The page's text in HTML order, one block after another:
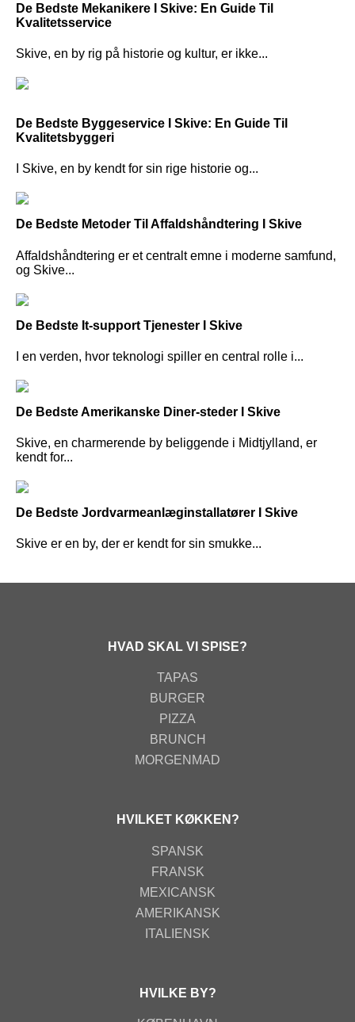
De Bedste Mekanikere I Skive: En Guide Til
Kvalitetsservice
Skive, en by rig på historie og kultur, er ikke...
De Bedste Byggeservice I Skive: En Guide Til
Kvalitetsbyggeri
I Skive, en by kendt for sin rige historie og...
De Bedste Metoder Til Affaldshåndtering I Skive
Affaldshåndtering er et centralt emne i moderne samfund,
og Skive...
De Bedste It-support Tjenester I Skive
I en verden, hvor teknologi spiller en central rolle i...
De Bedste Amerikanske Diner-steder I Skive
Skive, en charmerende by beliggende i Midtjylland, er
kendt for...
De Bedste Jordvarmeanlæginstallatører I Skive
Skive er en by, der er kendt for sin smukke...
HVAD SKAL VI SPISE?
TAPAS
BURGER
PIZZA
BRUNCH
MORGENMAD
HVILKET KØKKEN?
SPANSK
FRANSK
MEXICANSK
AMERIKANSK
ITALIENSK
HVILKE BY?